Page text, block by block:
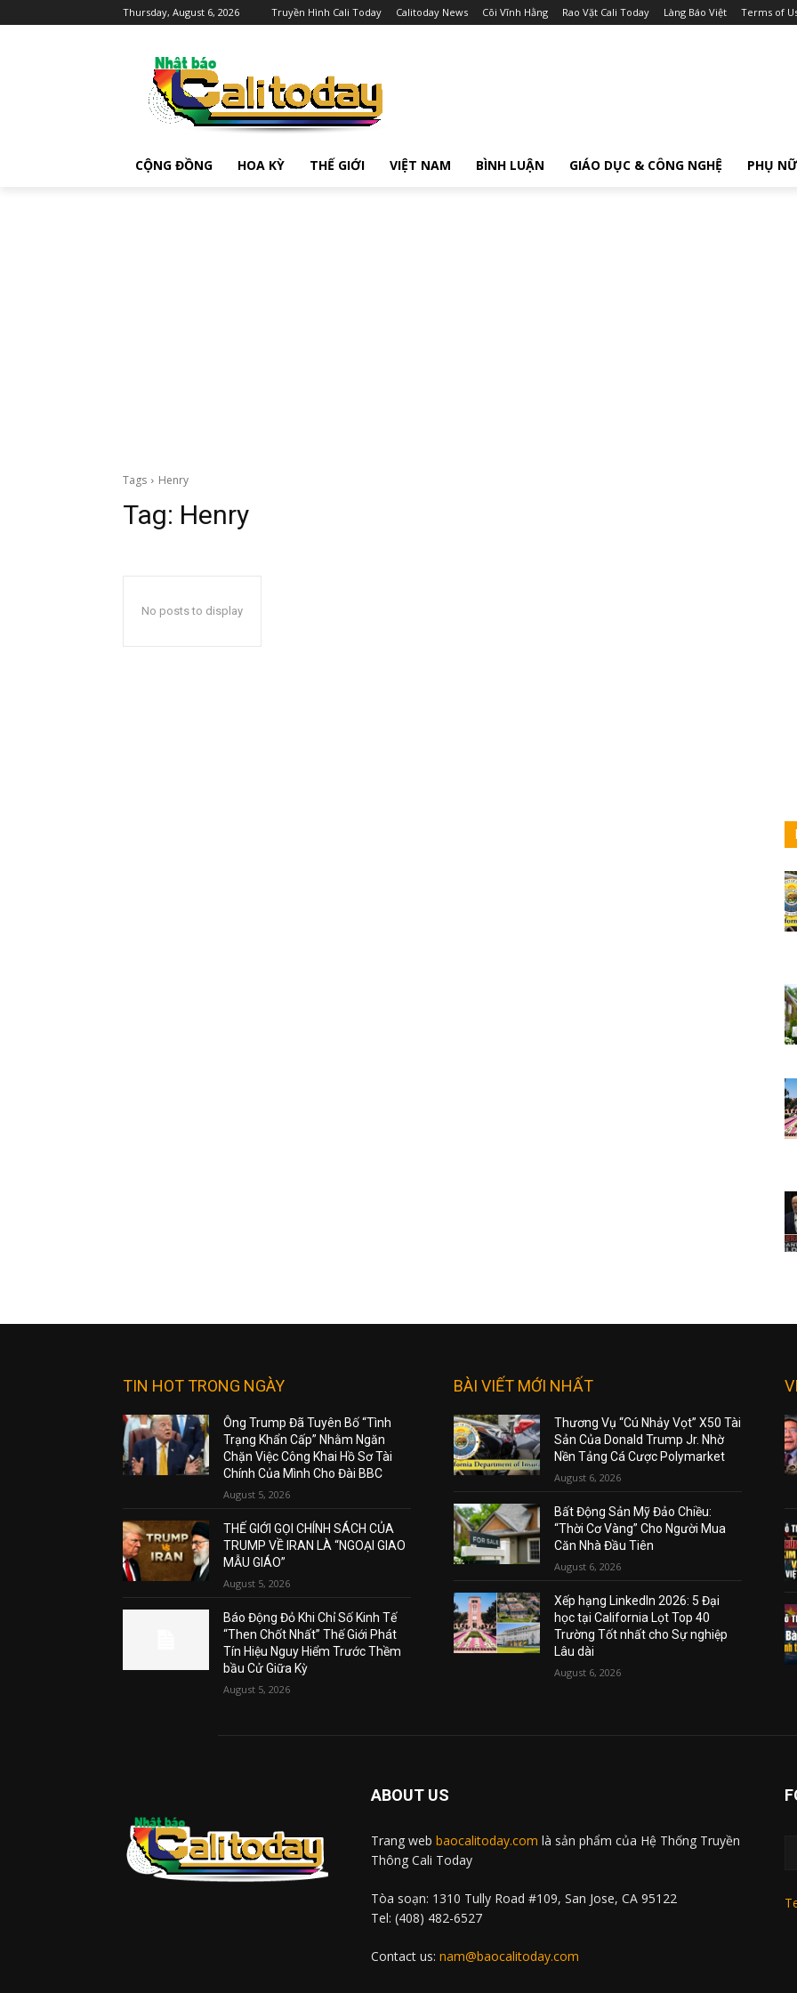
Thursday, August 6, 2026 Truyền Hình Cali Today Calitoday News Cõi Vĩnh Hằng Rao Vặt Cali Today Làng Báo Việt Terms of
CỘNG ĐỒNG HOA KỲ THẾ GIỚI VIỆT NAM BÌNH LUẬN GIÁO DỤC & CÔNG NGHỆ PHỤ NỮ
Tags Henry
Tag: Henry
No posts to display
TIN HOT TRONG NGÀY
Ông Trump Đã Tuyên Bố “Tình
Trạng Khẩn Cấp” Nhằm Ngăn
Chặn Việc Công Khai Hồ Sơ Tài
Chính Của Mình Cho Đài BBC
August 5, 2026
THẾ GIỚI GỌI CHÍNH SÁCH CỦA
TRUMP VỀ IRAN LÀ “NGOẠI GIAO
MẪU GIÁO”
August 5, 2026
Báo Động Đỏ Khi Chỉ Số Kinh Tế
“Then Chốt Nhất” Thế Giới Phát
Tín Hiệu Nguy Hiểm Trước Thềm
bầu Cử Giữa Kỳ
August 5, 2026
BÀI VIẾT MỚI NHẤT
Thương Vụ “Cú Nhảy Vọt” X50 Tài
Sản Của Donald Trump Jr. Nhờ
Nền Tảng Cá Cược Polymarket
August 6, 2026
Bất Động Sản Mỹ Đảo Chiều:
“Thời Cơ Vàng” Cho Người Mua
Căn Nhà Đầu Tiên
August 6, 2026
Xếp hạng LinkedIn 2026: 5 Đại
học tại California Lọt Top 40
Trường Tốt nhất cho Sự nghiệp
Lâu dài
August 6, 2026
ABOUT US
Trang web baocalitoday.com là sản phẩm của Hệ Thống Truyền
Thông Cali Today
Tòa soạn: 1310 Tully Road #109, San Jose, CA 95122
Tel: (408) 482-6527
Contact us: nam@baocalitoday.com